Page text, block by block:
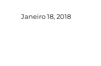
Janeiro 18, 2018